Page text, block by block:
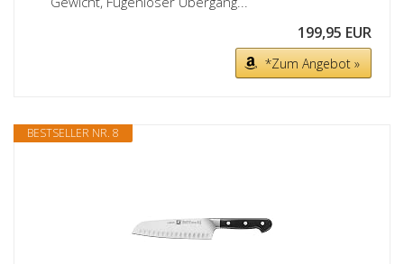
199,95 EUR
*Zum Angebot »
BESTSELLER NR. 8